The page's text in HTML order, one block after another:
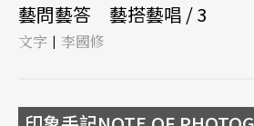
藝問藝答 藝搭藝唱 / 3
文字 | 李國修